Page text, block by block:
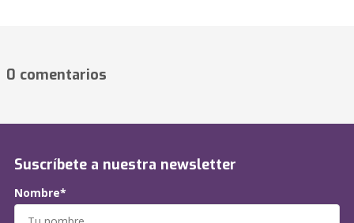
0 comentarios
Suscríbete a nuestra newsletter
Nombre*